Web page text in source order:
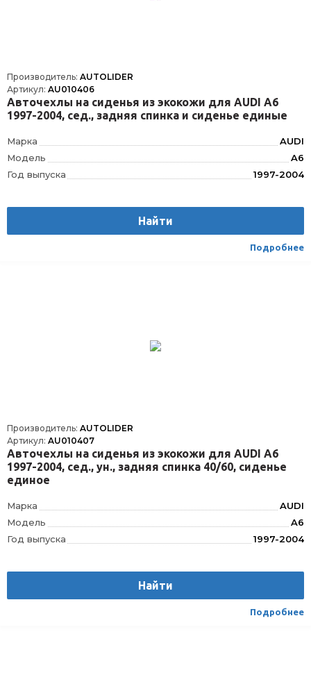
Производитель: AUTOLIDER
Артикул: AU010406
Авточехлы на сиденья из экокожи для AUDI А6
1997-2004, сед., задняя спинка и сиденье единые
Марка
AUDI
Модель
A6
Год выпуска
1997-2004
Вес
1.75
Текстиль/Искуственная кожа
Легковой
Найти
Подробнее
Производитель: AUTOLIDER
Артикул: AU010407
Авточехлы на сиденья из экокожи для AUDI А6
1997-2004, сед., ун., задняя спинка 40/60, сиденье
единое
Марка
AUDI
Модель
A6
Год выпуска
1997-2004
Вес
1.75
Текстиль/Искуственная кожа
Легковой
Найти
Подробнее